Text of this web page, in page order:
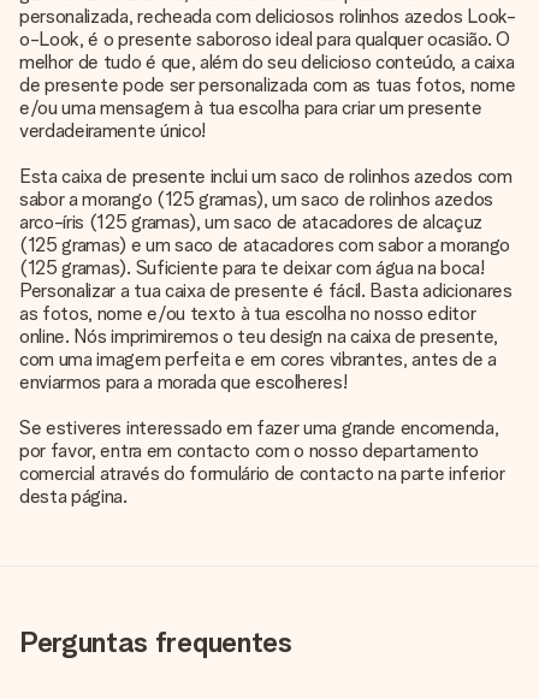
personalizada, recheada com deliciosos rolinhos azedos Look-
o-Look, é o presente saboroso ideal para qualquer ocasião. O
melhor de tudo é que, além do seu delicioso conteúdo, a caixa
de presente pode ser personalizada com as tuas fotos, nome
e/ou uma mensagem à tua escolha para criar um presente
verdadeiramente único!
Esta caixa de presente inclui um saco de rolinhos azedos com
sabor a morango (125 gramas), um saco de rolinhos azedos
arco-íris (125 gramas), um saco de atacadores de alcaçuz
(125 gramas) e um saco de atacadores com sabor a morango
(125 gramas). Suficiente para te deixar com água na boca!
Personalizar a tua caixa de presente é fácil. Basta adicionares
as fotos, nome e/ou texto à tua escolha no nosso editor
online. Nós imprimiremos o teu design na caixa de presente,
com uma imagem perfeita e em cores vibrantes, antes de a
enviarmos para a morada que escolheres!
Se estiveres interessado em fazer uma grande encomenda,
por favor, entra em contacto com o nosso departamento
comercial através do formulário de contacto na parte inferior
desta página.
Perguntas frequentes